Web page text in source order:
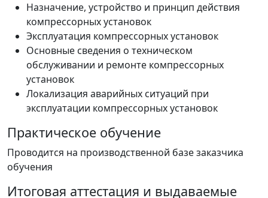
Назначение, устройство и принцип действия
компрессорных установок
Эксплуатация компрессорных установок
Основные сведения о техническом
обслуживании и ремонте компрессорных
установок
Локализация аварийных ситуаций при
эксплуатации компрессорных установок
Практическое обучение
Проводится на производственной базе заказчика
обучения
Итоговая аттестация и выдаваемые